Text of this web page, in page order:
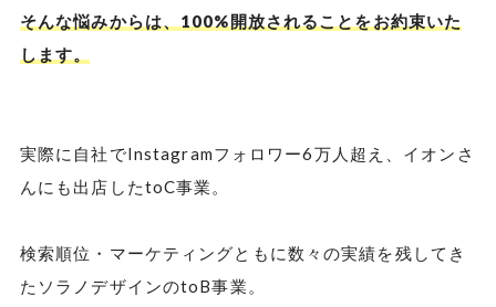
そんな悩みからは、100%開放されることをお約束いた
します。
実際に自社でInstagramフォロワー6万人超え、イオンさ
んにも出店したtoC事業。
検索順位・マーケティングともに数々の実績を残してき
たソラノデザインのtoB事業。